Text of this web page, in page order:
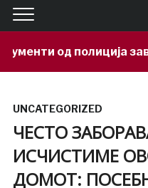
завршија во ВМРО?
UNCATEGORIZED
ЧЕСТО
ИСЧИСТИМЕ
ДОМОТ: